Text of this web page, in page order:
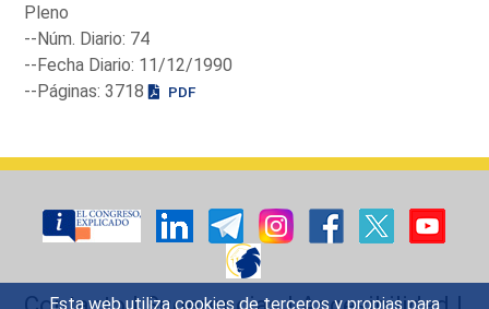
Esta web utiliza cookies de terceros y propias para
Pleno
--Núm. Diario: 74
--Fecha Diario: 11/12/1990
--Páginas: 3718
PDF